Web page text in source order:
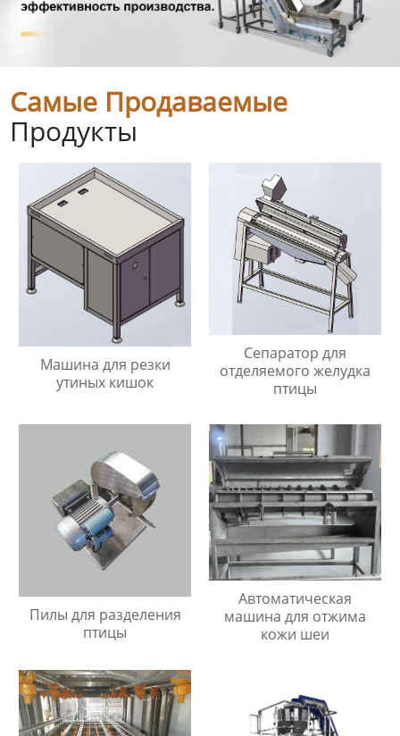
Самые Продаваемые
Продукты
Машина для резки
утиных кишок
Сепаратор для
отделяемого желудка
птицы
Пилы для разделения
птицы
Автоматическая
машина для отжима
кожи шеи